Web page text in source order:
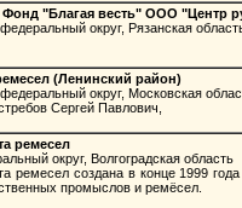
"Благая весть" ООО "Центр
округ, Рязанская
(Ленинский район)
округ, Московская
Сергей Павлович,
ремесел
округ, Волгоградская область
ремесел создана в конце 1999
промыслов и ремёсел.